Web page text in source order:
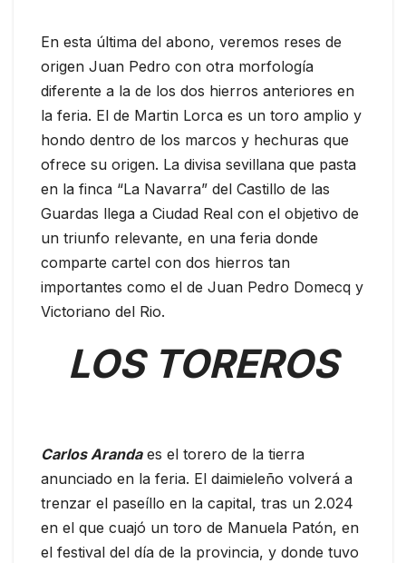
En esta última del abono, veremos reses de
origen Juan Pedro con otra morfología
diferente a la de los dos hierros anteriores en
la feria. El de Martin Lorca es un toro amplio y
hondo dentro de los marcos y hechuras que
ofrece su origen. La divisa sevillana que pasta
en la finca “La Navarra” del Castillo de las
Guardas llega a Ciudad Real con el objetivo de
un triunfo relevante, en una feria donde
comparte cartel con dos hierros tan
importantes como el de Juan Pedro Domecq y
Victoriano del Rio.
LOS TOREROS
Carlos Arandaes el torero de la tierra
anunciado en la feria. El daimieleño volverá a
trenzar el paseíllo en la capital, tras un 2.024
en el que cuajó un toro de Manuela Patón, en
el festival del día de la provincia, y donde tuvo